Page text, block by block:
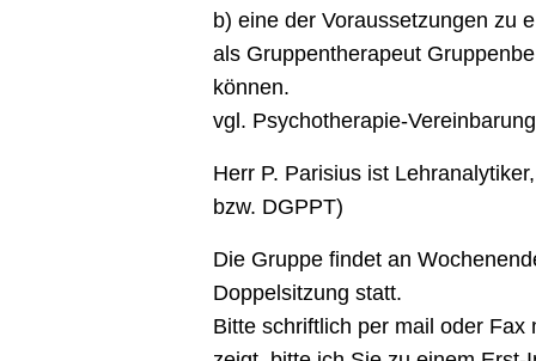
b) eine der Voraussetzungen zu
als Gruppentherapeut
können.
vgl. Psychotherapie-
Herr P. Parisius ist
bzw. DGPPT)
Die Gruppe findet an
Doppelsitzung statt.
Bitte schriftlich per mail oder